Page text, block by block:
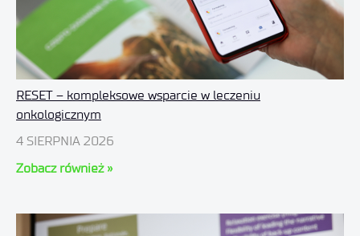
RESET – kompleksowe wsparcie w leczeniu
onkologicznym
4 SIERPNIA 2026
Zobacz również »